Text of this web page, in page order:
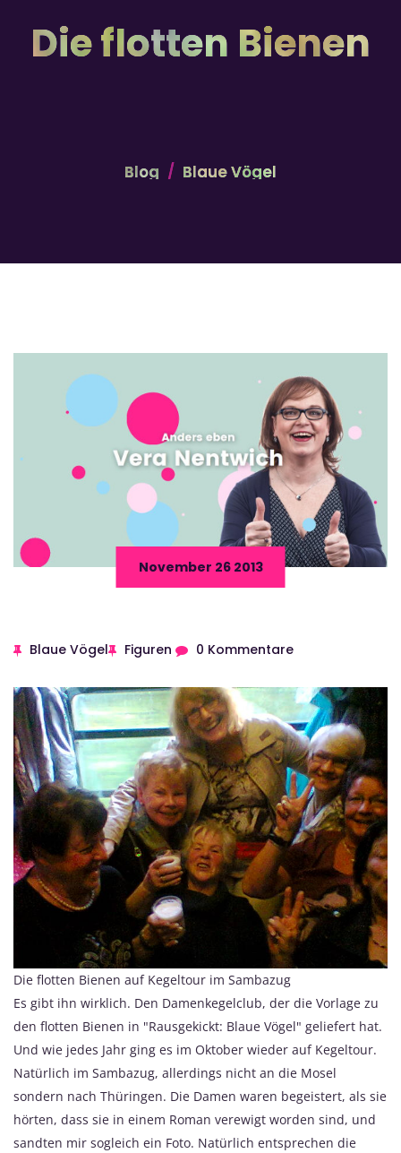
Die flotten Bienen
Blog Blaue Vögel
November 26 2013
Blaue Vögel Figuren 0 Kommentare
Die flotten Bienen auf Kegeltour im Sambazug
Es gibt ihn wirklich. Den Damenkegelclub, der die Vorlage zu
den flotten Bienen in "Rausgekickt: Blaue Vögel" geliefert hat.
Und wie jedes Jahr ging es im Oktober wieder auf Kegeltour.
Natürlich im Sambazug, allerdings nicht an die Mosel
sondern nach Thüringen. Die Damen waren begeistert, als sie
hörten, dass sie in einem Roman verewigt worden sind, und
sandten mir sogleich ein Foto. Natürlich entsprechen die